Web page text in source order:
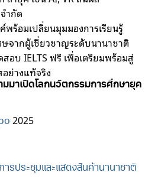
ำกัด
ร้อมเปลี่ยนมุมมองการเรียนรู้
จากผู้เชี่ยวชาญระดับนานาชาติ
อบ IELTS ฟรี เพื่อเตรียมพร้อมสู่
ย่างแท้จริง
มมาเปิดโลกนวัตกรรมการศึกษายุค
2025
ารประชุมและแสดงสินค้านานาชาติ